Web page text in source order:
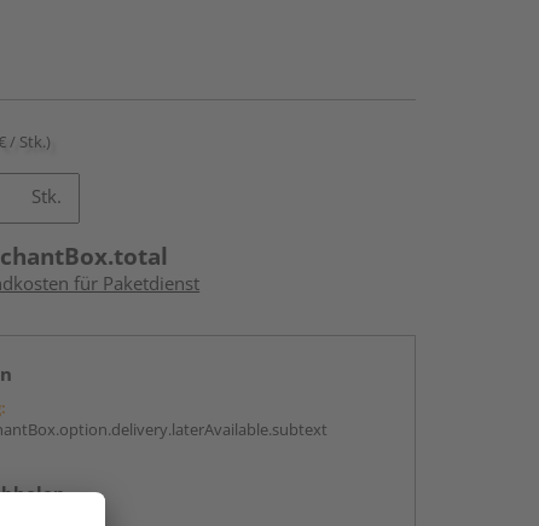
/ Stk.)
Stk.
für Paketdienst